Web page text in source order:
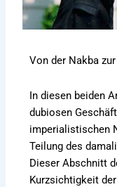
Von der Nakba
In diesen beiden
dubiosen
imperialistischen
Teilung des
Dieser Abschnitt
Kurzsichtigkeit